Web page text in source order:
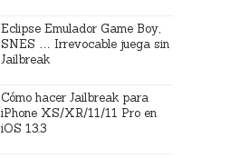
Eclipse Emulador Game Boy,
SNES … Irrevocable juega sin
Jailbreak
Cómo hacer Jailbreak para
iPhone XS/XR/11/11 Pro en
iOS 13.3